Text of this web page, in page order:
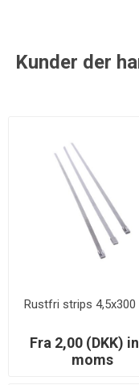
Kunder der
Rustfri strips 4,5x300
Fra 2,00 (DKK)
moms